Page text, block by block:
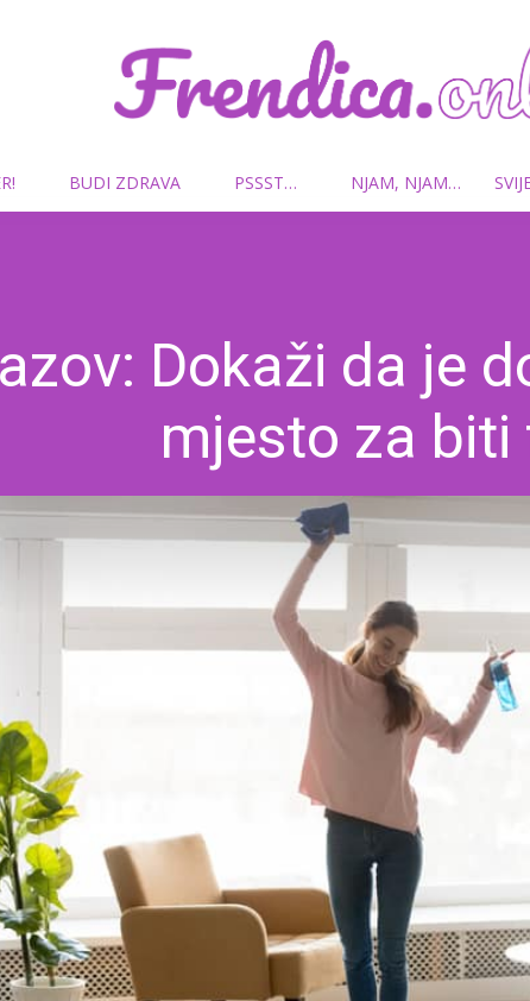
Frendica.online
BUDI ZDRAVA PSSST… NJAM, NJAM…
Dokaži da je
mjesto za biti